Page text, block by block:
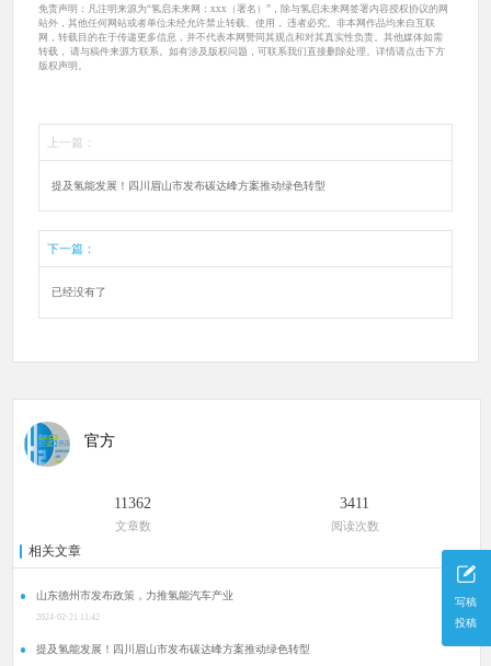
写稿
投稿
免责声明：凡注明来源为“氢启未来网：xxx（署名）”，除与氢启未来网签署内容授权协议的网
站外，其他任何网站或者单位未经允许禁止转载、使用， 违者必究。非本网作品均来自互联
网，转载目的在于传递更多信息，并不代表本网赞同其观点和对其真实性负责。其他媒体如需
转载， 请与稿件来源方联系。如有涉及版权问题，可联系我们直接删除处理。详情请点击下方
版权声明。
上一篇：
提及氢能发展！四川眉山市发布碳达峰方案推动绿色转型
下一篇：
已经没有了
官方
11362
文章数
3411
阅读次数
相关文章
山东德州市发布政策，力推氢能汽车产业
2024-02-21 11:42
提及氢能发展！四川眉山市发布碳达峰方案推动绿色转型